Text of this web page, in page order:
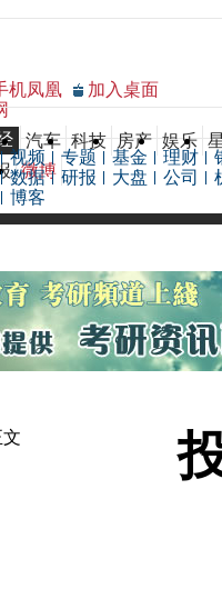
机凤凰
加入桌面
汽车 科技 房产 娱乐
微博
视频 专题 基金 理财
数据 研报 大盘 公司
博客